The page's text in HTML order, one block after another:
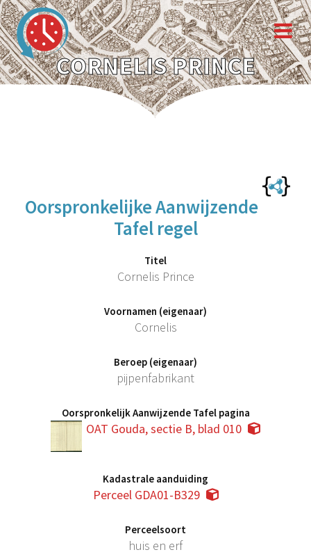
CORNELIS PRINCE
Oorspronkelijke Aanwijzende
Tafel regel
Titel
Cornelis Prince
Voornamen (eigenaar)
Cornelis
Beroep (eigenaar)
pijpenfabrikant
Oorspronkelijk Aanwijzende Tafel pagina
OAT Gouda, sectie B, blad 010
Kadastrale aanduiding
Perceel GDA01-B329
Perceelsoort
huis en erf